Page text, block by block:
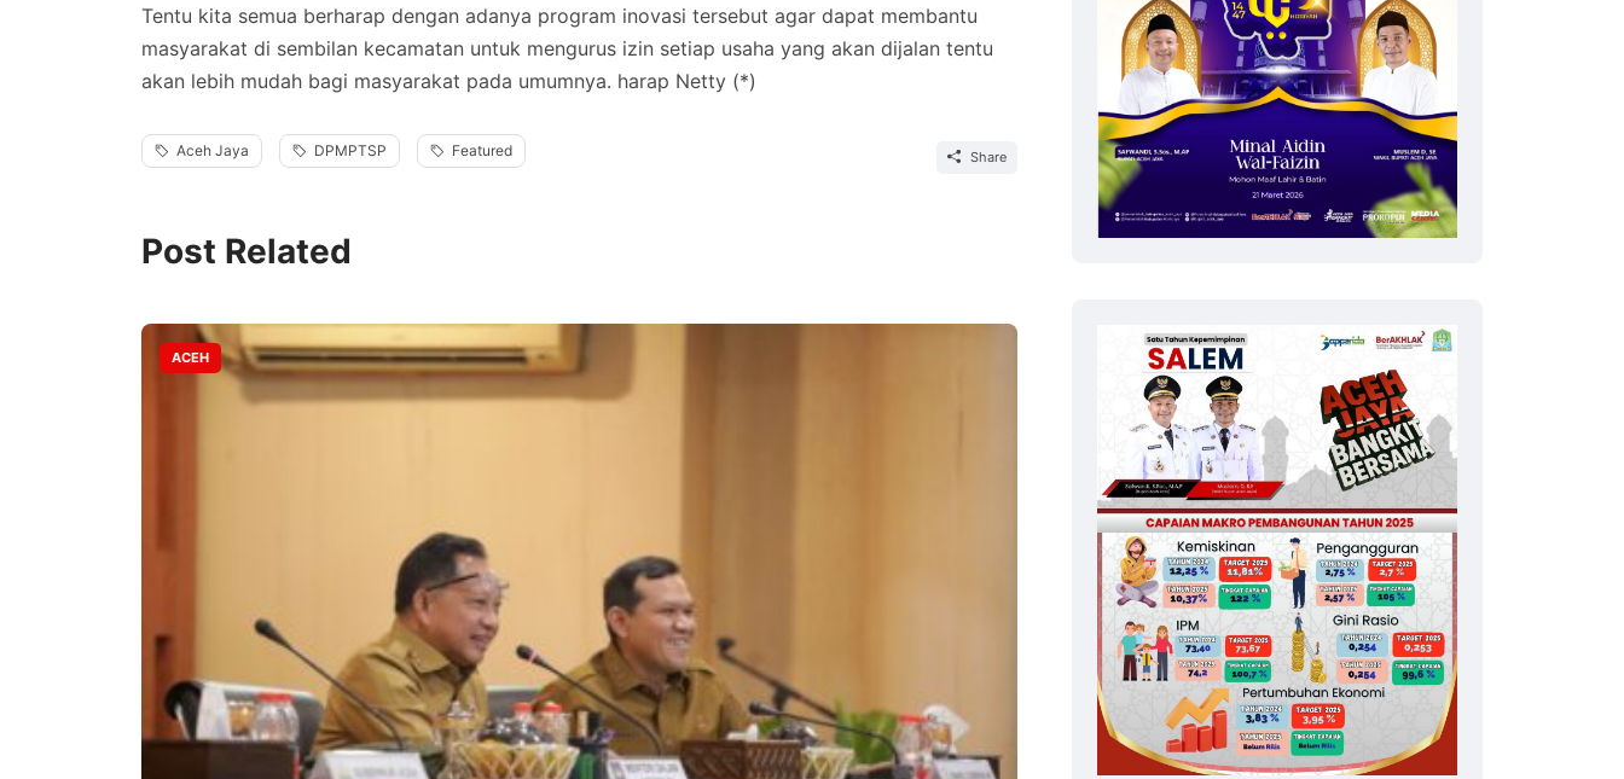
Tentu kita semua berharap dengan adanya program inovasi tersebut agar dapat membantu
masyarakat di sembilan kecamatan untuk mengurus izin setiap usaha yang akan dijalan tentu
akan lebih mudah bagi masyarakat pada umumnya. harap Netty (*)
Aceh Jaya DPMPTSP Featured Share
Post Related
ACEH POLITIK DAN HUKUM